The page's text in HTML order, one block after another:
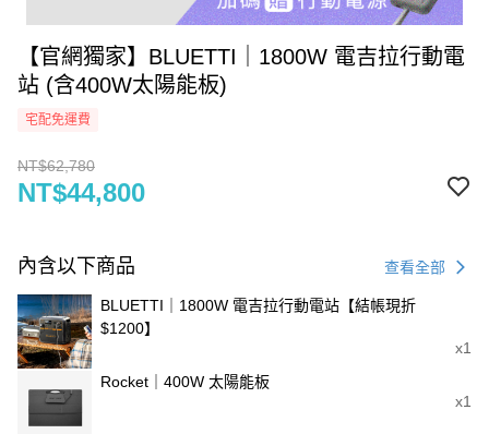
【官網獨家】BLUETTI｜1800W 電吉拉行動電
站 (含400W太陽能板)
宅配免運費
NT$62,780
NT$44,800
內含以下商品 查看全部
BLUETTI｜1800W 電吉拉行動電站【結帳現折
$1200】
x1
Rocket｜400W 太陽能板
x1